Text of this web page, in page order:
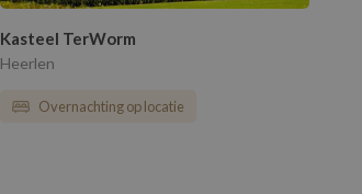
Kasteel TerWorm
Heerlen
Overnachting op locatie